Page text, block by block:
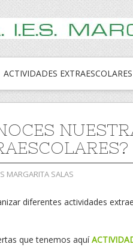
ACTIVIDADES EXTRAESCOLARES
MARGARITA SALAS
diferentes actividades
que tenemos aquí